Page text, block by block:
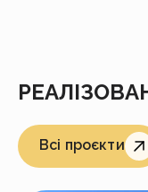
Всі проєкти